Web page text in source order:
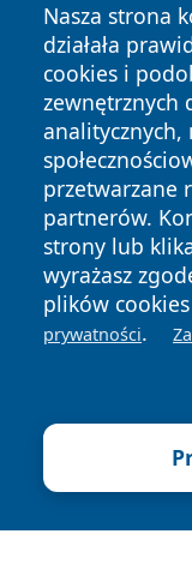
Nasza strona
działała
cookies i
zewnętrznych
przetwarzane
partnerów.
strony lub
wyrażasz
plików
prywatności.
Copyright © 2026
zastrzeżone.
News Autorzy